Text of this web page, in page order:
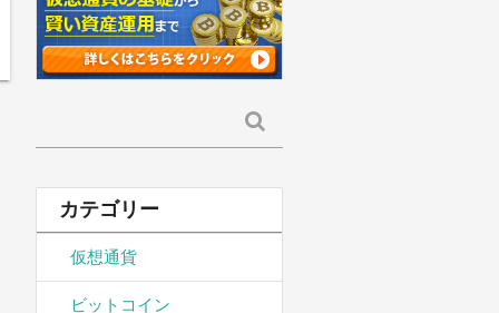
索:
カテゴリー
仮想通貨
ビットコイン